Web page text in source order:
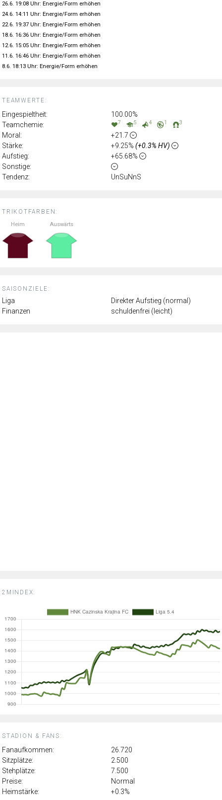
TRIKOTFARBEN:
Heim Auswärts
SAISONZIELE:
Liga
Direkter Aufstieg (normal)
Finanzen
schuldenfrei (leicht)
2MINDEX:
TEAMWERTE:
Eingespieltheit:
100.00%
Teamchemie:
7 5 4 1 3
Moral:
+21.7
Stärke:
+9.25% (+0.3% HV)
Aufstieg:
+65.68%
Sonstige:
Tendenz:
UnSuNnS
26.6. 19:08 Uhr: Energie/Form erhöhen
24.6. 14:11 Uhr: Energie/Form erhöhen
22.6. 19:37 Uhr: Energie/Form erhöhen
18.6. 16:36 Uhr: Energie/Form erhöhen
12.6. 15:05 Uhr: Energie/Form erhöhen
11.6. 16:46 Uhr: Energie/Form erhöhen
8.6. 18:13 Uhr: Energie/Form erhöhen
STADION & FANS:
Fanaufkommen:
26.720
Sitzplätze:
2.500
Stehplätze:
7.500
Preise:
Normal
Heimstärke:
+0.3%